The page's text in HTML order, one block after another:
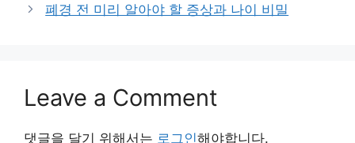
폐경 전 미리 알아야 할 증상과 나이 비밀
Leave a Comment
댓글을 달기 위해서는 로그인해야합니다.